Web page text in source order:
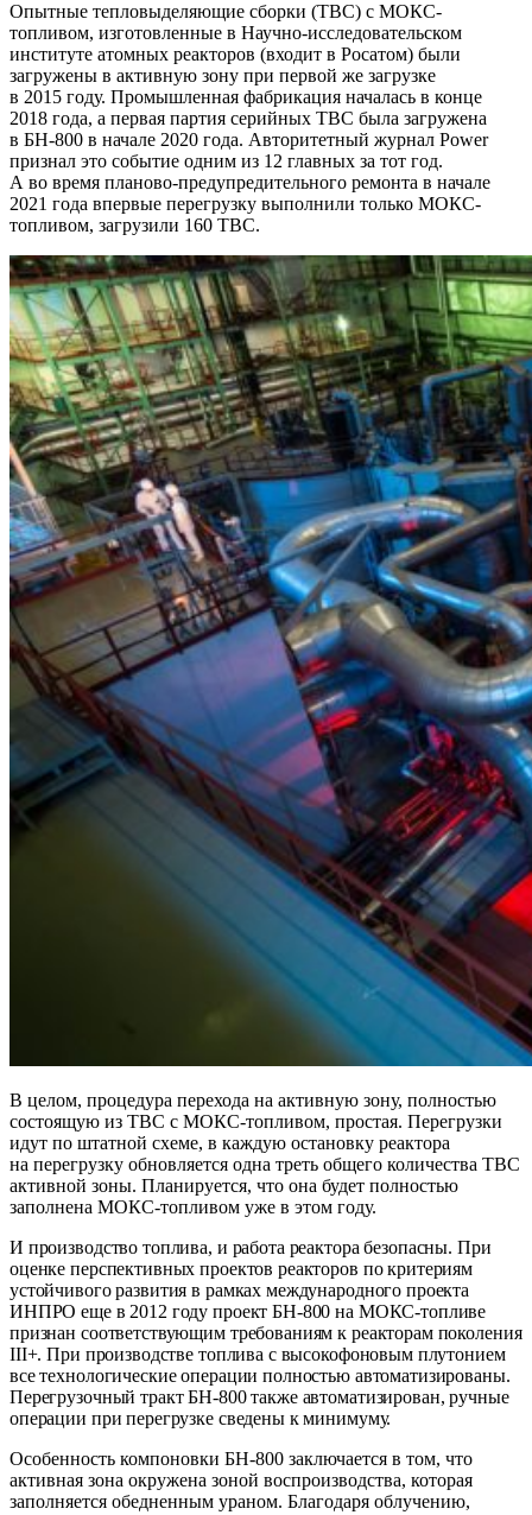
Опытные тепловыделяющие сборки (ТВС) с МОКС-
топливом, изготовленные в Научно-­исследовательском
институте атомных реакторов (входит в Росатом) были
загружены в активную зону при первой же загрузке
в 2015 году. Промышленная фабрикация началась в конце
2018 года, а первая партия серийных ТВС была загружена
в БН‑800 в начале 2020 года. Авторитетный журнал Power
признал это событие одним из 12 главных за тот год.
А во время планово-­предупредительного ремонта в начале
2021 года впервые перегрузку выполнили только МОКС-
топливом, загрузили 160 ТВС.
В целом, процедура перехода на активную зону, полностью
состоящую из ТВС с МОКС-топливом, простая. Перегрузки
идут по штатной схеме, в каждую остановку реактора
на перегрузку обновляется одна треть общего количества ТВС
активной зоны. Планируется, что она будет полностью
заполнена МОКС-топливом уже в этом году.
И производство топлива, и работа реактора безопасны. При
оценке перспективных проектов реакторов по критериям
устойчивого развития в рамках международного проекта
ИНПРО еще в 2012 году проект БН‑800 на МОКС-топливе
признан соответствующим требованиям к реакторам поколения
III+. При производстве топлива с высокофоновым плутонием
все технологические операции полностью автоматизированы.
Перегрузочный тракт БН‑800 также автоматизирован, ручные
операции при перегрузке сведены к минимуму.
Особенность компоновки БН‑800 заключается в том, что
активная зона окружена зоной воспроизводства, которая
заполняется обедненным ураном. Благодаря облучению,